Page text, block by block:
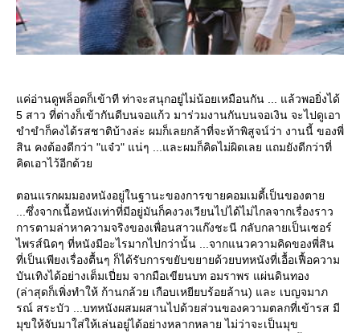
ค่อ่านดูพล็อตก็เข้าที ท่าจะสนุกอยู่ไม่น้อยเหมือนกัน ... แล้วพอยิ่งได้
5 สาว ที่ต่างก็เข้ากันดีบนจอแก้ว มาร่วมงานกันบนจอเงิน จะไปดูเอา
ขำขำก็คงได้รสชาติบ้างล่ะ ผมก็เลยกล้าที่จะท้าพิสูจน์ว่า งานนี้ ของพี่
สิน คงต้องดีกว่า "แจ๋ว" แน่ๆ ...และผมก็คิดไม่ผิดเลย แถมยังดีกว่าที่
คิดเอาไว้อีกด้ว
ตอนแรกผมมองหนังอยู่ในฐานะของการขายคอมเมดี้เป็นของตา
...ซึ่งจากเนื้อหนังเท่าที่มีอยู่มันก็คงวงเวียนไปได้ไม่ไกลจากเรื่องราว
การตามล่าหาความจริงของเพื่อนสาวแก๊งชะนี กลับกลายเป็นเซอร์
ไพรส์นิดๆ ที่หนังมีอะไรมากไปกว่านั้น ...จากแนวความคิดของพี่สิน
ที่เป็นเพียงเรื่องตื้นๆ ก็ได้รับการขยับขยายด้วยบทหนังที่เอื้อเฟื้อความ
บันเทิงได้อย่างเต็มเปี่ยม จากมือเขียนบท อมราพร แผ่นดินทอง
(ล่าสุดก็เพิ่งทำให้ ก้านกล้วย เกือบเหยียบร้อยล้าน) และ เบญจมาภ
รณ์ สระบัว ...บทหนังผสมผสานไปด้วยส่วนของความตลกที่เข้ารส มี
มุขให้จับมาใส่ให้เล่นอยู่ได้อย่างหลากหลาย ไม่ว่าจะเป็นมุข